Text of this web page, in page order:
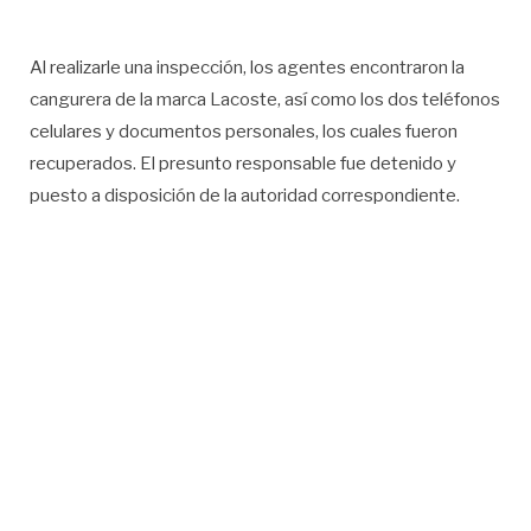
Al realizarle una inspección, los agentes encontraron la
cangurera de la marca Lacoste, así como los dos teléfonos
celulares y documentos personales, los cuales fueron
recuperados. El presunto responsable fue detenido y
puesto a disposición de la autoridad correspondiente.